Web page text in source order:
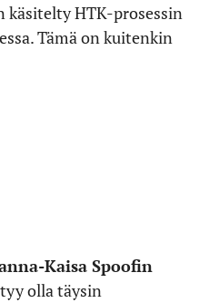
käsitelty HTK-prosessin
Tämä on kuitenkin
Kaisa Spoofin
olla täysin